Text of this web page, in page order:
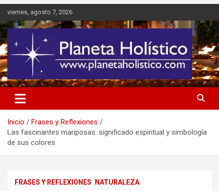
Saltar
contenido
viernes, agosto 7, 2026
Planeta Holístico
Difusión de espiritualidad, terapias alternativas holísticas, cursos,
talleres y seminarios
Inicio
Frases y Reflexiones
Las fascinantes mariposas: significado espiritual y simbología
de sus colores
FRASES Y REFLEXIONES NATURALEZA